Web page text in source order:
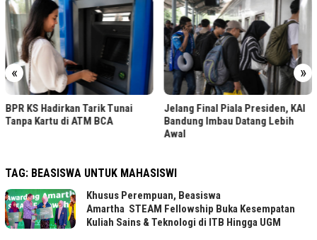
« »
BPR KS Hadirkan Tarik Tunai
Tanpa Kartu di ATM BCA
Jelang Final Piala Presiden, KAI
Bandung Imbau Datang Lebih
Awal
TAG: BEASISWA UNTUK MAHASISWI
Khusus Perempuan, Beasiswa
Amartha STEAM Fellowship Buka Kesempatan
Kuliah Sains & Teknologi di ITB Hingga UGM